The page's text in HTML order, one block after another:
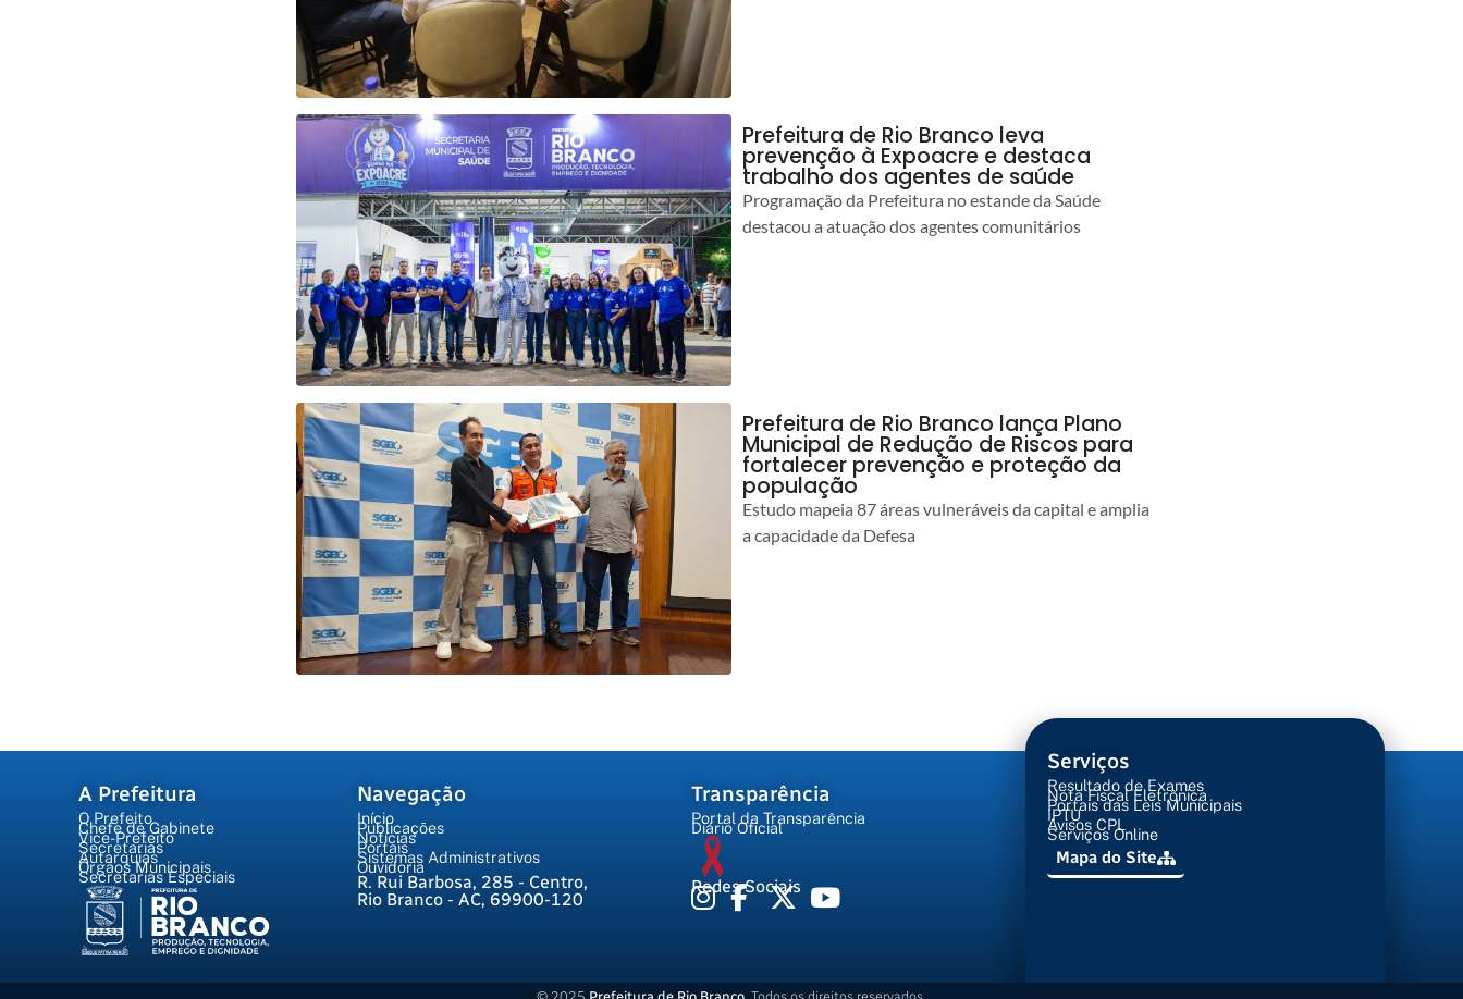
Prefeitura de Rio Branco leva
prevenção à Expoacre e destaca
trabalho dos agentes de saúde
Programação da Prefeitura no estande da Saúde
destacou a atuação dos agentes comunitários
Prefeitura de Rio Branco lança Plano
Municipal de Redução de Riscos para
fortalecer prevenção e proteção da
população
Estudo mapeia 87 áreas vulneráveis da capital e amplia
a capacidade da Defesa
A Prefeitura
O Prefeito
Chefe de Gabinete
Vice-Prefeito
Secretarias
Autarquias
Órgãos Municipais
Secretarias Especiais
Navegação
Início
Publicações
Notícias
Portais
Sistemas Administrativos
Ouvidoria
R. Rui Barbosa, 285 - Centro,
Rio Branco - AC, 69900-120
Transparência
Portal da Transparência
Diário Oficial
Redes Sociais
Serviços
Resultado de Exames
Nota Fiscal Eletrônica
Portais das Leis Municipais
IPTU
Avisos CPL
Serviços Online
Mapa do Site